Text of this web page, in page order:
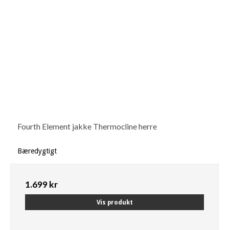
Fourth Element jakke Thermocline herre
Bæredygtigt
1.699 kr
Vis produkt